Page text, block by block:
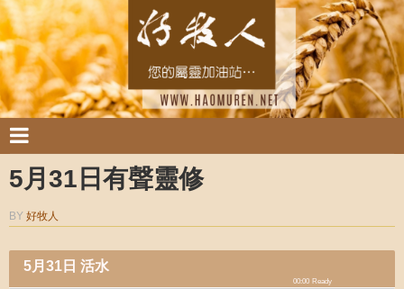
5月31日有聲靈修
BY 好牧人
5月31日 活水
00:00 Ready